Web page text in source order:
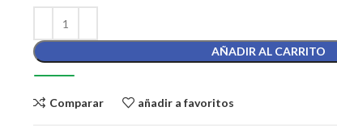
AÑADIR AL CARRITO
Comparar añadir a favoritos